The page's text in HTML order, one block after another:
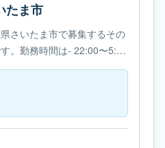
たま市
さいたま市で募集するその
。勤務時間は- 22:00〜5:00
得制度ありです。